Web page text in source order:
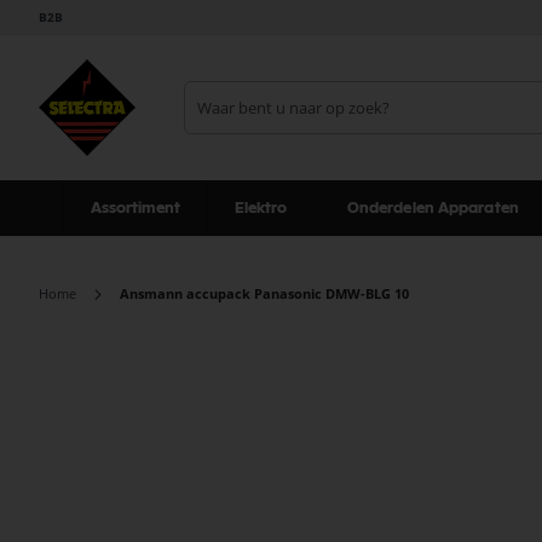
B2B
Assortiment Elektro Onderdelen Apparaten
Home Ansmann accupack Panasonic DMW-BLG 10